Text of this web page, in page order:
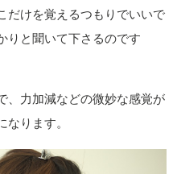
だけを覚えるつもりでいいで
りと聞いて下さるのです
、力加減などの微妙な感覚が
ります。